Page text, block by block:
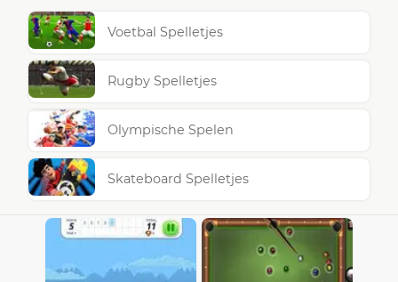
Voetbal Spelletjes
Rugby Spelletjes
Olympische Spelen
Skateboard Spelletjes